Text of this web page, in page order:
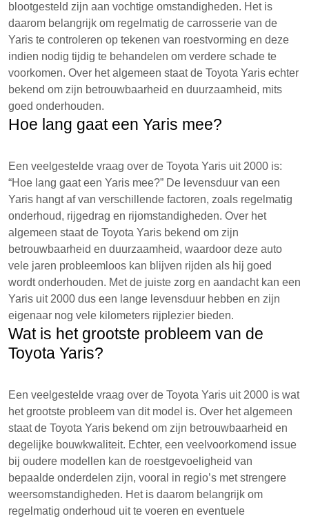
blootgesteld zijn aan vochtige omstandigheden. Het is
daarom belangrijk om regelmatig de carrosserie van de
Yaris te controleren op tekenen van roestvorming en deze
indien nodig tijdig te behandelen om verdere schade te
voorkomen. Over het algemeen staat de Toyota Yaris echter
bekend om zijn betrouwbaarheid en duurzaamheid, mits
goed onderhouden.
Hoe lang gaat een Yaris mee?
Een veelgestelde vraag over de Toyota Yaris uit 2000 is:
“Hoe lang gaat een Yaris mee?” De levensduur van een
Yaris hangt af van verschillende factoren, zoals regelmatig
onderhoud, rijgedrag en rijomstandigheden. Over het
algemeen staat de Toyota Yaris bekend om zijn
betrouwbaarheid en duurzaamheid, waardoor deze auto
vele jaren probleemloos kan blijven rijden als hij goed
wordt onderhouden. Met de juiste zorg en aandacht kan een
Yaris uit 2000 dus een lange levensduur hebben en zijn
eigenaar nog vele kilometers rijplezier bieden.
Wat is het grootste probleem van de
Toyota Yaris?
Een veelgestelde vraag over de Toyota Yaris uit 2000 is wat
het grootste probleem van dit model is. Over het algemeen
staat de Toyota Yaris bekend om zijn betrouwbaarheid en
degelijke bouwkwaliteit. Echter, een veelvoorkomend issue
bij oudere modellen kan de roestgevoeligheid van
bepaalde onderdelen zijn, vooral in regio’s met strengere
weersomstandigheden. Het is daarom belangrijk om
regelmatig onderhoud uit te voeren en eventuele